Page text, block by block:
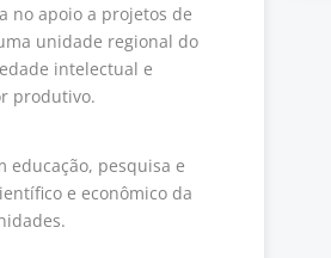
no apoio a projetos de
unidade regional do
intelectual e
produtivo.
educação, pesquisa e
e econômico da